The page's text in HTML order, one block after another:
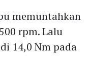
memuntahkan
rpm. Lalu
14,0 Nm pada